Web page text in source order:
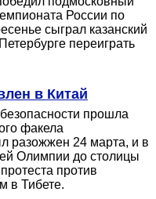
России по
сыграл казанский
переиграть
в Китай
прошла
факела
разожжен 24 марта, и в
Олимпии до столицы
против
в Тибете.